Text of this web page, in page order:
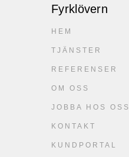
Fyrklövern
HEM
TJÄNSTER
REFERENSER
OM OSS
JOBBA HOS OSS
KONTAKT
KUNDPORTAL